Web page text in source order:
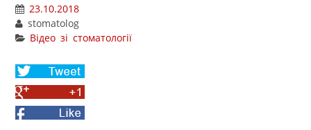
23.10.2018
stomatolog
Відео зі стоматології
Share
on
Twitter
Share
on
Google+
Facebook